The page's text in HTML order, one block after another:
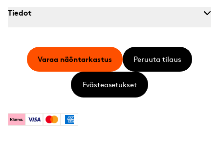
Tiedot
KlarnaVisa MastercardAmerican Express
Varaa näöntarkastus Peruuta tilaus
Evästeasetukset